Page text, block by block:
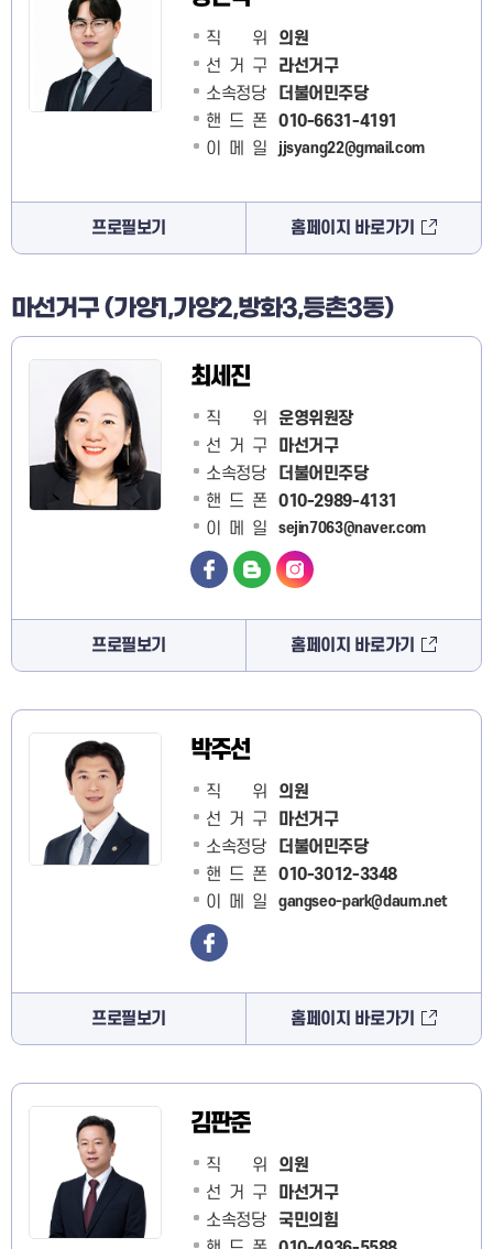
직 위의원
선거구
라선거구
소속정당
더불어민주당
핸드폰 010-6631-4191
이메일
jjsyang22@gmail.com
프로필보기 홈페이지 바로가기
마선거구 (가양1,가양2,방화3,등촌3동)
최세진
직 위운영위원장
선거구
마선거구
소속정당
더불어민주당
핸드폰 010-2989-4131
이메일
sejin7063@naver.com
프로필보기 홈페이지 바로가기
박주선
직 위의원
선거구
마선거구
소속정당
더불어민주당
핸드폰 010-3012-3348
이메일
gangseo-park@daum.net
프로필보기 홈페이지 바로가기
김판준
직 위의원
선거구
마선거구
소속정당
국민의힘